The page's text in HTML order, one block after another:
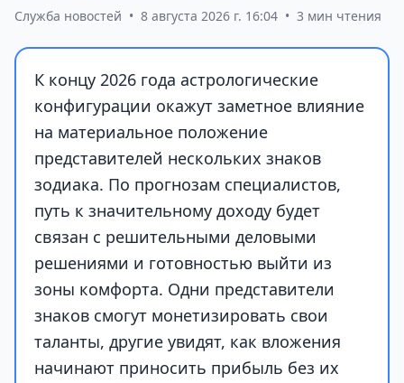
Служба новостей • 8 августа 2026 г. 16:04 • 3 мин чтения
К концу 2026 года астрологические
конфигурации окажут заметное влияние
на материальное положение
представителей нескольких знаков
зодиака. По прогнозам специалистов,
путь к значительному доходу будет
связан с решительными деловыми
решениями и готовностью выйти из
зоны комфорта. Одни представители
знаков смогут монетизировать свои
таланты, другие увидят, как вложения
начинают приносить прибыль без их